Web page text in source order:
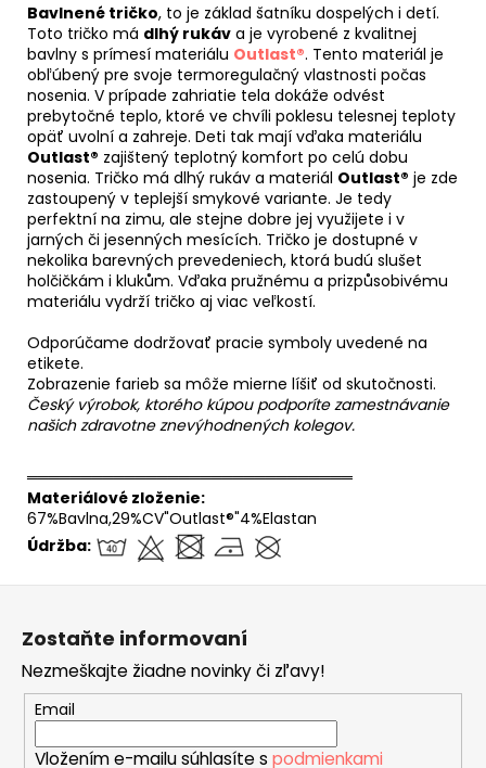
Bavlnené tričko, to je základ šatníku dospelých i detí.
Toto tričko má dlhý rukáv a je vyrobené z kvalitnej
bavlny s prímesí materiálu Outlast®. Tento materiál je
obľúbený pre svoje termoregulačný vlastnosti počas
nosenia. V prípade zahriatie tela dokáže odvést
prebytočné teplo, ktoré ve chvíli poklesu telesnej teploty
opäť uvolní a zahreje. Deti tak mají vďaka materiálu
Outlast® zajištený teplotný komfort po celú dobu
nosenia. Tričko má dlhý rukáv a materiál Outlast® je zde
zastoupený v teplejší smykové variante. Je tedy
perfektní na zimu, ale stejne dobre jej využijete i v
jarných či jesenných mesících. Tričko je dostupné v
nekolika barevných prevedeniech, ktorá budú slušet
holčičkám i klukům. Vďaka pružnému a prizpůsobivému
materiálu vydrží tričko aj viac veľkostí.
Odporúčame dodržovať pracie symboly uvedené na
etikete.
Zobrazenie farieb sa môže mierne líšiť od skutočnosti.
Český výrobok, ktorého kúpou podporíte zamestnávanie
našich zdravotne znevýhodnených kolegov.
══════════════════════════════
Materiálové zloženie:
67%Bavlna,29%CV"Outlast®"4%Elastan
Údržba:
Zostaňte informovaní
Nezmeškajte žiadne novinky či zľavy!
Email
Vložením e-mailu súhlasíte s podmienkami